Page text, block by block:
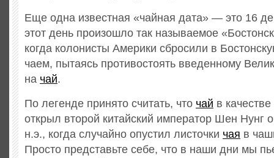
Еще одна известная «чайная дата» — это 16
этот день произошло так называемое
когда колонисты Америки сбросили в
чаем, пытаясь противостоять введенному
на чай.
По легенде принято считать, что чай в
открыл второй китайский император Шен Нунг
н.э., когда случайно опустил листочки чая в
Просто представьте себе, что в наши дни мы